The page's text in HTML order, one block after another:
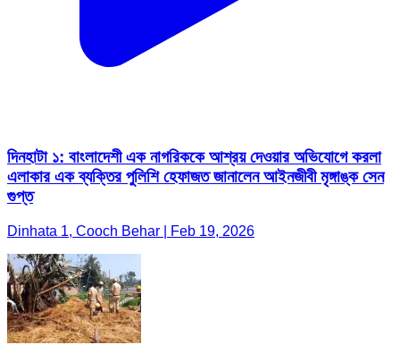
দিনহাটা ১: বাংলাদেশী এক নাগরিককে আশ্রয় দেওয়ার অভিযোগে করলা
এলাকার এক ব্যক্তির পুলিশি হেফাজত জানালেন আইনজীবী মৃঙ্গাঙ্ক সেন
গুপ্ত
Dinhata 1, Cooch Behar | Feb 19, 2026